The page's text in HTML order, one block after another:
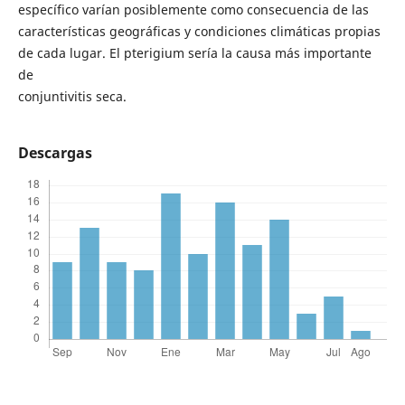
específico varían posiblemente como consecuencia de las
características geográficas y condiciones climáticas propias
de cada lugar. El pterigium sería la causa más importante
de
conjuntivitis seca.
Descargas